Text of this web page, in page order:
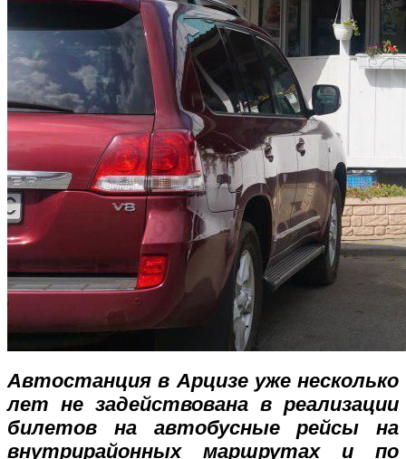
Автостанция в Арцизе уже несколько
лет не задействована в реализации
билетов на автобусные рейсы на
внутрирайонных маршрутах и по